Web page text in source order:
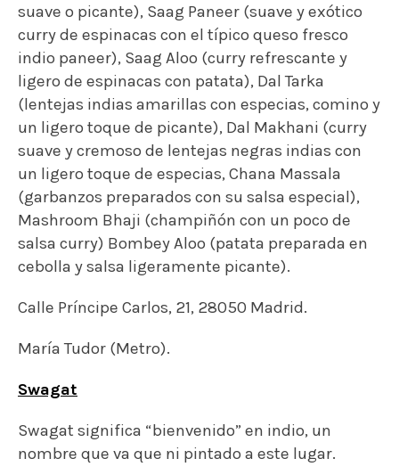
suave o picante), Saag Paneer (suave y exótico
curry de espinacas con el típico queso fresco
indio paneer), Saag Aloo (curry refrescante y
ligero de espinacas con patata), Dal Tarka
(lentejas indias amarillas con especias, comino y
un ligero toque de picante), Dal Makhani (curry
suave y cremoso de lentejas negras indias con
un ligero toque de especias, Chana Massala
(garbanzos preparados con su salsa especial),
Mashroom Bhaji (champiñón con un poco de
salsa curry) Bombey Aloo (patata preparada en
cebolla y salsa ligeramente picante).
Calle Príncipe Carlos, 21, 28050 Madrid.
María Tudor (Metro).
Swagat
Swagat significa “bienvenido” en indio, un
nombre que va que ni pintado a este lugar.